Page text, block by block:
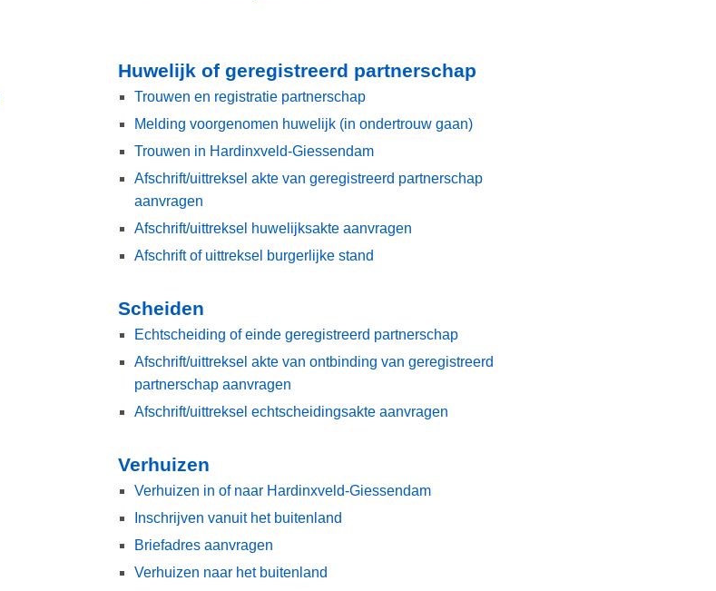
Huwelijk of geregistreerd partnerschap
Trouwen en registratie partnerschap
Melding voorgenomen huwelijk (in ondertrouw gaan)
Trouwen in Hardinxveld-Giessendam
Afschrift/uittreksel akte van geregistreerd partnerschap
aanvragen
Afschrift/uittreksel huwelijksakte aanvragen
Afschrift of uittreksel burgerlijke stand
Scheiden
Echtscheiding of einde geregistreerd partnerschap
Afschrift/uittreksel akte van ontbinding van geregistreerd
partnerschap aanvragen
Afschrift/uittreksel echtscheidingsakte aanvragen
Verhuizen
Verhuizen in of naar Hardinxveld-Giessendam
Inschrijven vanuit het buitenland
Briefadres aanvragen
Verhuizen naar het buitenland